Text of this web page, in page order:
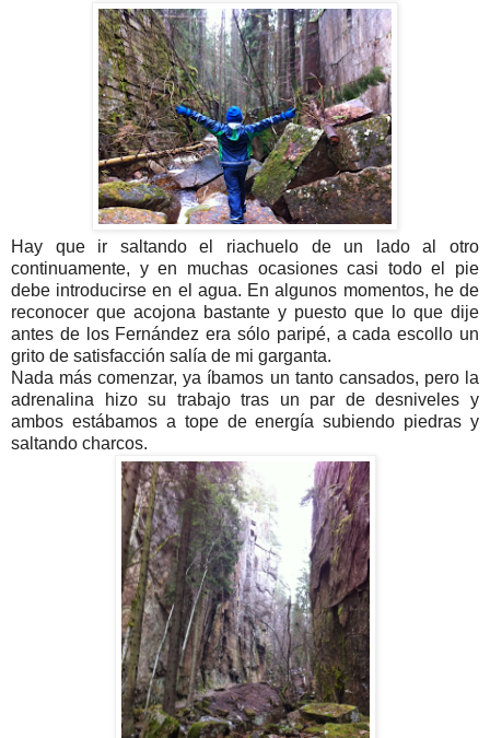
Hay que ir saltando el riachuelo de un lado al otro
continuamente, y en muchas ocasiones casi todo el pie
debe introducirse en el agua. En algunos momentos, he de
reconocer que acojona bastante y puesto que lo que dije
antes de los Fernández era sólo paripé, a cada escollo un
grito de satisfacción salía de mi garganta.
Nada más comenzar, ya íbamos un tanto cansados, pero la
adrenalina hizo su trabajo tras un par de desniveles y
ambos estábamos a tope de energía subiendo piedras y
saltando charcos.